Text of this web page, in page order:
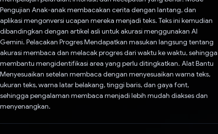
Pengujian Anak-anak membacakan cerita dengan lantang, dan
aplikasi mengonversi ucapan mereka menjadi teks. Teks ini kemudian
dibandingkan dengan artikel asli untuk akurasi menggunakan AI
Gemini. Pelacakan Progres Mendapatkan masukan langsung tentang
akurasi membaca dan melacak progres dari waktu ke waktu, sehingga
membantu mengidentifikasi area yang perlu ditingkatkan. Alat Bantu
Menyesuaikan setelan membaca dengan menyesuaikan warna teks,
ukuran teks, warna latar belakang, tinggi baris, dan gaya font,
sehingga pengalaman membaca menjadi lebih mudah diakses dan
menyenangkan.